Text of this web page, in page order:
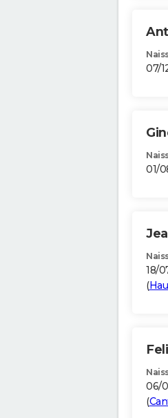
07/
01/
18/
(
06/
(